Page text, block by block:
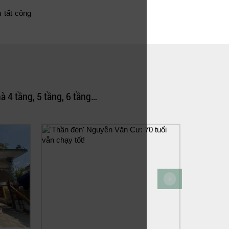
tất công
4 tầng, 5 tầng, 6 tầng…